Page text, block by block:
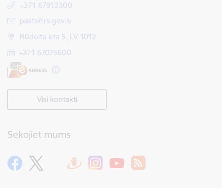
+371 67913300
E-pasts:
pasts@rs.gov.lv
Rūdolfa iela 5, LV 1012
+371 67075600
Visi kontakti
Sekojiet mums